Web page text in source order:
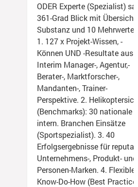
ODER Experte (Spezialist)
361-Grad Blick mit Übersicht,
Substanz und 10
1. 127 x Projekt-Wissen, -
Können UND -Resultate aus
Interim Manager-, Agentur,-
Berater-, Marktforscher-,
Mandanten-, Trainer-
Perspektive. 2.
(Benchmarks): 30 nationale
intern. Branchen Einsätze
(Sportspezialist). 3. 40
Erfolgsergebnisse für
Unternehmens-, Produkt- und
Personen-Marken. 4.
Know-Do-How (Best